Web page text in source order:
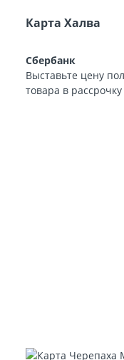
Карта Халва
Сбербанк
Выставьте цену
товара в рассрочку